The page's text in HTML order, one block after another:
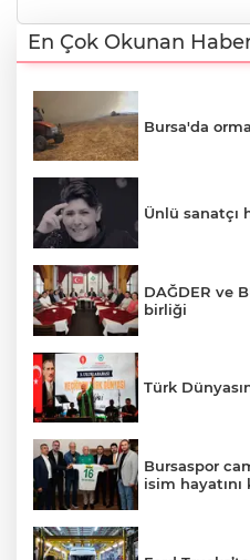
En Çok Okunan
Bursa'da
Ünlü sanatçı
DAĞDER ve
birliği
Türk
Bursaspor
isim